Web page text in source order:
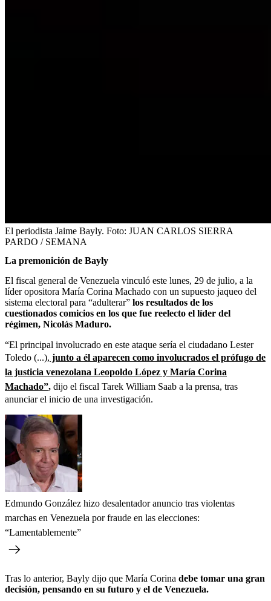
El periodista Jaime Bayly. Foto: JUAN CARLOS SIERRA
PARDO / SEMANA
La premonición de Bayly
El fiscal general de Venezuela vinculó este lunes, 29 de julio, a la
líder opositora María Corina Machado con un supuesto jaqueo del
sistema electoral para “adulterar” los resultados de los
cuestionados comicios en los que fue reelecto el líder del
régimen, Nicolás Maduro.
“El principal involucrado en este ataque sería el ciudadano Lester
Toledo (...), junto a él aparecen como involucrados el prófugo de
la justicia venezolana Leopoldo López y María Corina
Machado”, dijo el fiscal Tarek William Saab a la prensa, tras
anunciar el inicio de una investigación.
Edmundo González hizo desalentador anuncio tras violentas
marchas en Venezuela por fraude en las elecciones:
“Lamentablemente”
Tras lo anterior, Bayly dijo que María Corina debe tomar una gran
decisión, pensando en su futuro y el de Venezuela.